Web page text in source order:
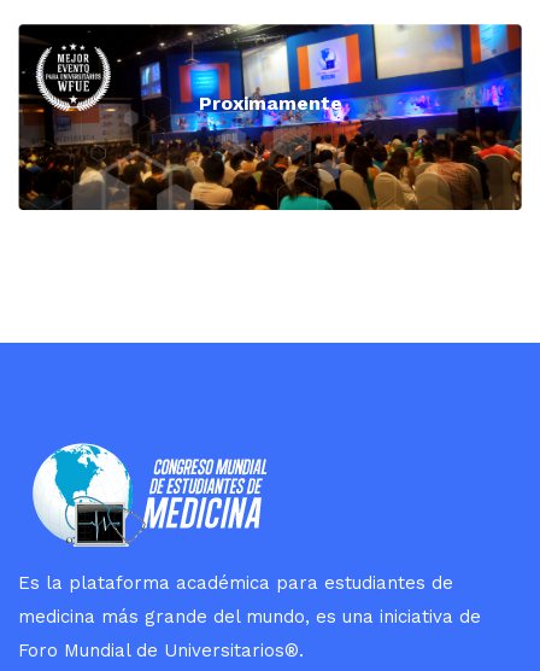
Proximamente
Es la plataforma académica para estudiantes de
medicina más grande del mundo, es una iniciativa de
Foro Mundial de Universitarios®.